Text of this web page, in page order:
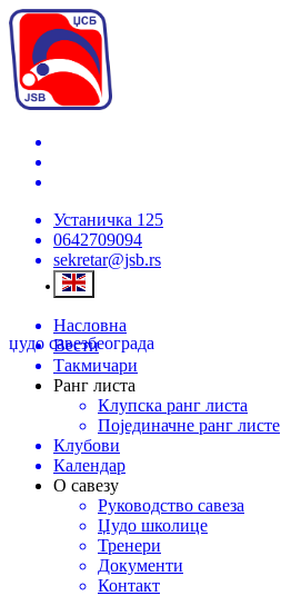
Устаничка 125
0642709094
sekretar@jsb.rs
џудо савезбеограда
Насловна
Вести
Такмичари
Ранг листа
Клупска ранг листа
Појединачне ранг листе
Клубови
Календар
О савезу
Руководство савеза
Џудо школице
Тренери
Документи
Контакт